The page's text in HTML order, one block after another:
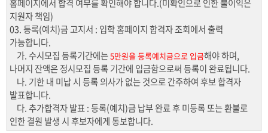
홈페이지에서 합격 여부를 확인해야 합니다.(미확인으로 인한 불이익은
지원자 책임)
03. 등록(예치)금 고지서 : 입학 홈페이지 합격자 조회에서 출력
가능합니다.
가. 수시모집 등록기간에는5만원을 등록예치금으로 입금해야 하며,
나머지 잔액은 정시모집 등록 기간에 입금함으로써 등록이 완료됩니다.
나. 기한 내 미납 시 등록 의사가 없는 것으로 간주하여 후보 합격자
발표합니다.
다. 추가합격자 발표 : 등록(예치)금 납부 완료 후 미등록 또는 환불로
인한 결원 발생 시 후보자에게 통보합니다.